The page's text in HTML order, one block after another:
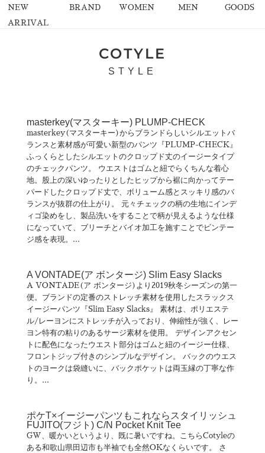
NEW
ARRIVAL
BRAND WOMEN MEN GOODS
COTYLE
STYLE
masterkey(マスターキー) PLUMP-CHECK
masterkey(マスターキー)からブランドらしいシルエットバ
ランスと素材感が可愛い新型のパンツ『PLUMP-CHECK』
ふっくらとしたシルエットのクロップド丈のイージータイプ
のチェックパンツ。 ウエストはゴムと紐でらくちんな着心
地。股上の深いゆったりとしたヒップから裾に向かってテー
パードしたクロップド丈で、ボリューム感とスッキリ感のバ
ランスが抜群の仕上がり。 元々チェックの柄の生地にインデ
ィゴ染めをし、製品洗いをすることで柄が見えるような仕様
になっていて、ブリーチとバイオ加工を施すことでビンテー
ジ感を表現。...
A VONTADE(ア ボンタージ) Slim Easy Slacks
A VONTADE(ア ボンタージ)より2019秋冬シーズンの第一
便。ブランドの定番のストレッチ素材を使用したスラックス
イージーパンツ『Slim Easy Slacks』 素材は、ポリエステ
ル/レーヨンにストレッチが入っており、伸縮性が強く、レー
ヨン特有の粘りのあるサージ素材を使用。 デザインアクセン
トに配色になったウエスト部分はゴムと紐のイージー仕様、
フロントジップ付きのシンプルなデザイン。 バックのウエス
トのヨークは袋縫いに、バックポケットは両玉縁の丁寧な作
り。...
ポケT×イージーパンツもこれならスタイリッシュ
FUJITO(フジト) C/N Pocket Knit Tee
GW、暖かいというより、既に暑いですね。こちらCotyleの
ある和歌山県田辺市も半袖でも全然OKなくらいです。 さ